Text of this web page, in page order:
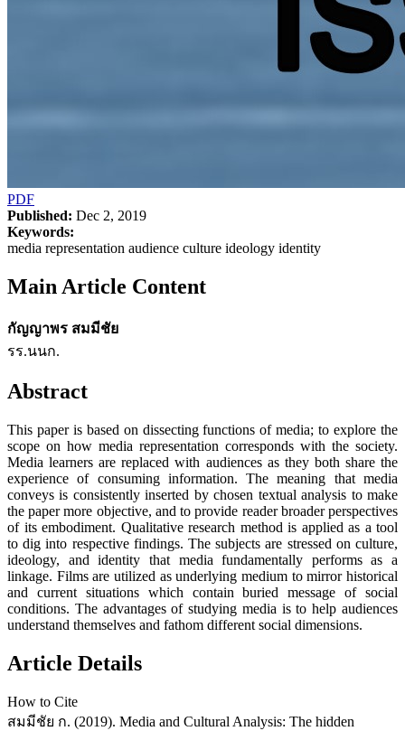
PDF
Published: Dec 2, 2019
Keywords:
media representation audience culture ideology identity
Main Article Content
กัญญาพร สมมีชัย
รร.นนก.
Abstract
This paper is based on dissecting functions of media; to explore the
scope on how media representation corresponds with the society.
Media learners are replaced with audiences as they both share the
experience of consuming information. The meaning that media
conveys is consistently inserted by chosen textual analysis to make
the paper more objective, and to provide reader broader perspectives
of its embodiment. Qualitative research method is applied as a tool
to dig into respective findings. The subjects are stressed on culture,
ideology, and identity that media fundamentally performs as a
linkage. Films are utilized as underlying medium to mirror historical
and current situations which contain buried message of social
conditions. The advantages of studying media is to help audiences
understand themselves and fathom different social dimensions.
Article Details
How to Cite
สมมีชัย ก. (2019). Media and Cultural Analysis: The hidden